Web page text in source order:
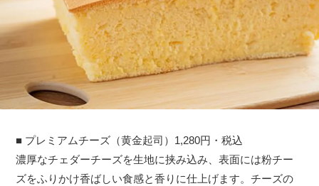
■ プレミアムチーズ（黄金起司）1,280円・税込
濃厚なチェダーチーズを生地に挟み込み、表面には粉チー
ズをふりかけ香ばしい食感と香りに仕上げます。チーズの